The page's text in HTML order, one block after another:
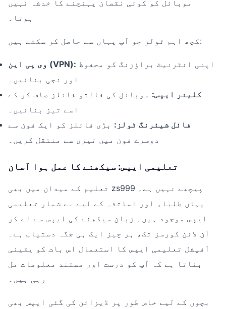
موبائل کو کوئی نقصان پہنچنے کا خدشہ نہیں
ہوتا۔
کچھ اہم ٹولز جو آپ یہاں سے حاصل کر سکتے ہیں:
وی پی این (VPN):
اور نجی بنائیں۔
کلینر ایپس: موبائل کی فالتو فائلز صاف کر کے
اسے تیز بنائیں۔
فائل شیئرنگ ٹولز: بڑی فائلز کو ایک فون سے
دوسرے فون میں تیزی سے منتقل کریں۔
تعلیمی ایپس: سیکھنے کا عمل ہوا آسان
تعلیم کے میدان میں بھی zs999 پیچھے نہیں ہے۔
یہاں طلباء اور اساتذہ کے لیے بے شمار تعلیمی
ایپس موجود ہیں۔ زبان سیکھنے کی ایپس سے لے کر
آن لائن کورسز تک، ہر چیز ایک ہی جگہ دستیاب ہے۔
آفیشل تعلیمی ایپس کا استعمال اس بات کو یقینی
بناتا ہے کہ آپ کو درست اور مستند معلومات مل
رہی ہیں۔
بچوں کے لیے خاص طور پر ڈیزائن کی گئی ایپس بھی